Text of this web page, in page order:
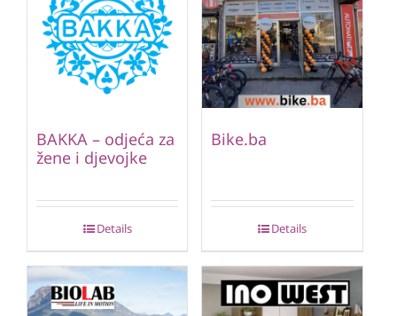
BAKKA – odjeća za
žene i djevojke
Details
Bike.ba
Details